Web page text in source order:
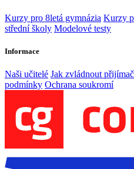
Kurzy pro 8letá gymnázia Kurzy
střední školy Modelové testy
Informace
Naši učitelé Jak zvládnout
podmínky Ochrana soukromí